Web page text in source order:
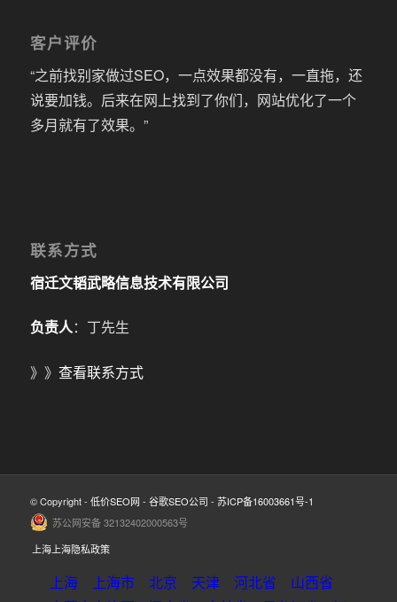
客户评价
“之前找别家做过SEO，一点效果都没有，一直拖，还
说要加钱。后来在网上找到了你们，网站优化了一个
多月就有了效果。”
联系方式
宿迁文韬武略信息技术有限公司
负责人：丁先生
》》 查看联系方式
© Copyright - 低价SEO网 - 谷歌SEO公司 - 苏ICP备16003661号-1
苏公网安备 32132402000563号
上海上海隐私政策
上海 上海市 北京 天津 河北省
山西省